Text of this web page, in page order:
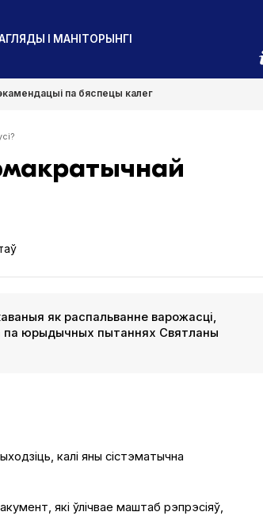
І МАНІТОРЫНГІ
па бяспецы калег
як распальванне варожасці,
па юрыдычных пытаннях Святланы
калі яны сістэматычна
які ўлічвае маштаб рэпрэсіяў,